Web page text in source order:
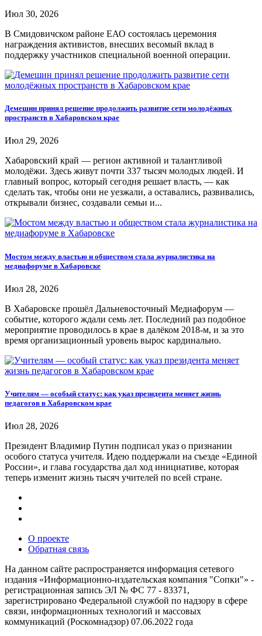
Июл 30, 2026
В Смидовичском районе ЕАО состоялась церемония
награждения активистов, внесших весомый вклад в
поддержку участников специальной военной операции.
Демешин принял решение продолжить развитие сети молодёжных
пространств в Хабаровском крае
Июл 29, 2026
Хабаровский край — регион активной и талантливой
молодёжи. Здесь живут почти 337 тысяч молодых людей. И
главный вопрос, который сегодня решает власть, — как
сделать так, чтобы они не уезжали, а оставались, развивались,
открывали бизнес, создавали семьи и...
Мостом между властью и обществом стала журналистика на
медиафоруме в Хабаровске
Июл 28, 2026
В Хабаровске прошёл Дальневосточный Медиафорум —
событие, которого ждали семь лет. Последний раз подобное
мероприятие проводилось в крае в далёком 2018-м, и за это
время организационный уровень вырос кардинально.
Учителям — особый статус: как указ президента меняет жизнь
педагогов в Хабаровском крае
Июл 28, 2026
Президент Владимир Путин подписал указ о признании
особого статуса учителя. Идею поддержали на съезде «Единой
России», и глава государства дал ход инициативе, которая
теперь изменит жизнь тысяч учителей по всей стране.
О проекте
Обратная связь
На данном сайте распространяется информация сетевого
издания «Информационно-издательская компания "Сопки"» -
регистрационная запись ЭЛ № ФС 77 - 83371,
зарегистрировано Федеральной службой по надзору в сфере
связи, информационных технологий и массовых
коммуникаций (Роскомнадзор) 07.06.2022 года